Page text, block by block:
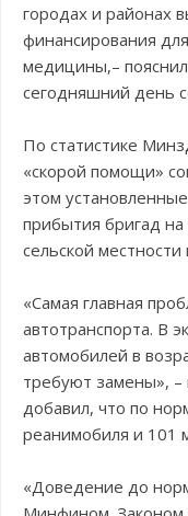
городах и районах
финансирования
медицины,–
сегодняшний день
По статистике
«скорой помощи»
этом
прибытия бригад
сельской
«Самая главная
автотранспорта. В
автомобилей в
требуют замены», –
добавил, что по
реанимобиля и 101
«Доведение до